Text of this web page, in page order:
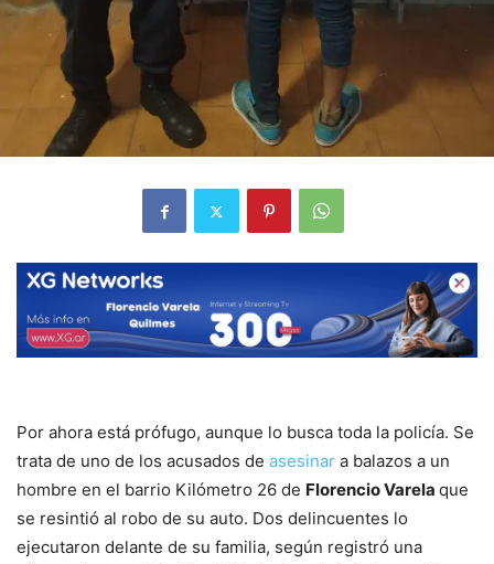
Por ahora está prófugo, aunque lo busca toda la policía. Se
trata de uno de los acusados de asesinar a balazos a un
hombre en el barrio Kilómetro 26 de Florencio Varela que
se resintió al robo de su auto. Dos delincuentes lo
ejecutaron delante de su familia, según registró una